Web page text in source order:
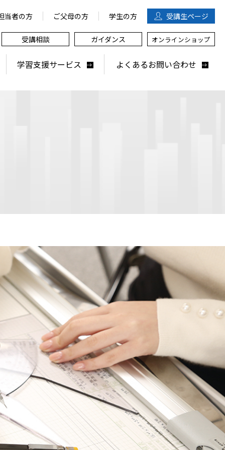
学習支援サービス よくあるお問い合わせ
受講生ページ
当者の方 ご父母の方 学生の方
受講相談 ガイダンス オンラインショップ